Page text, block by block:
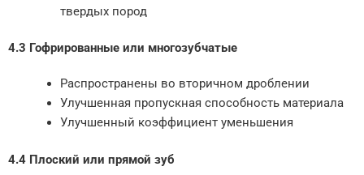
твердых пород
4.3 Гофрированные или многозубчатые
Распространены во вторичном дроблении
Улучшенная пропускная способность материала
Улучшенный коэффициент уменьшения
4.4 Плоский или прямой зуб